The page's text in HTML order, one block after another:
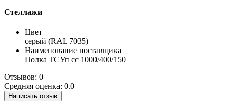
Стеллажи
Цвет
серый (RAL 7035)
Наименование поставщика
Полка ТСУп сс 1000/400/150
Отзывов: 0
Средняя оценка: 0.0
Написать отзыв